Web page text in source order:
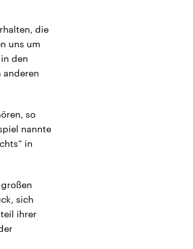
die
uns um
den
anderen
so
nannte
in
sich
ihrer